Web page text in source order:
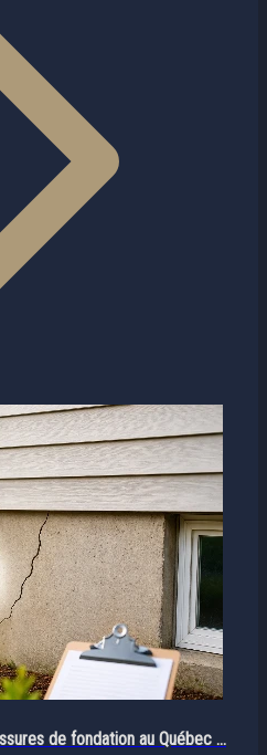
de fondation au Québec ...